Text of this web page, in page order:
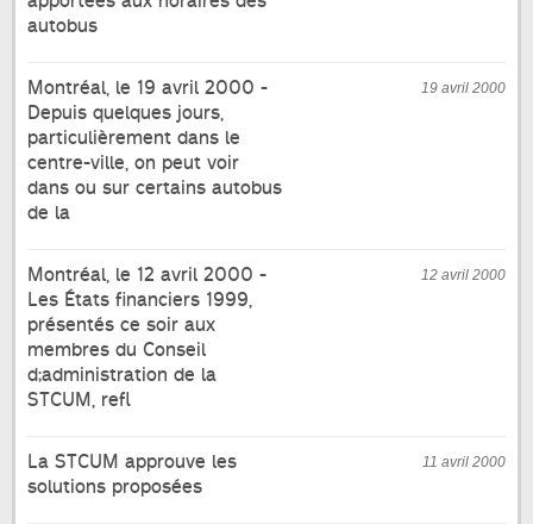
autobus
19 avril 2000
Montréal, le 19 avril 2000 -
Depuis quelques jours,
particulièrement dans le
centre-ville, on peut voir
dans ou sur certains autobus
de la
12 avril 2000
Montréal, le 12 avril 2000 -
Les États financiers 1999,
présentés ce soir aux
membres du Conseil
d;administration de la
STCUM, refl
11 avril 2000
La STCUM approuve les
solutions proposées